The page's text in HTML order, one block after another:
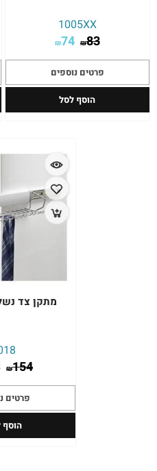
1005XX
₪83
₪74
פרטים נוספים
הוסף לסל
מתקן צד
₪154
פרטים
הוסף